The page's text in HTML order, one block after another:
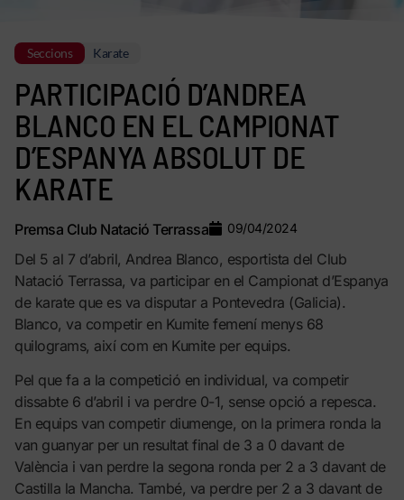
Seccions Karate
PARTICIPACIÓ D’ANDREA
BLANCO EN EL CAMPIONAT
D’ESPANYA ABSOLUT DE
KARATE
Premsa Club Natació Terrassa 09/04/2024
Del 5 al 7 d’abril, Andrea Blanco, esportista del Club
Natació Terrassa, va participar en el Campionat d’Espanya
de karate que es va disputar a Pontevedra (Galicia).
Blanco, va competir en Kumite femení menys 68
quilograms, així com en Kumite per equips.
Pel que fa a la competició en individual, va competir
dissabte 6 d’abril i va perdre 0-1, sense opció a repesca.
En equips van competir diumenge, on la primera ronda la
van guanyar per un resultat final de 3 a 0 davant de
València i van perdre la segona ronda per 2 a 3 davant de
Castilla la Mancha. També, va perdre per 2 a 3 davant de